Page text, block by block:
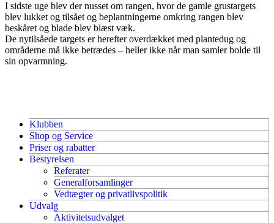
I sidste uge blev der nusset om rangen, hvor de gamle grustargets
blev lukket og tilsået og beplantningerne omkring rangen blev
beskåret og blade blev blæst væk.
De nytilsåede targets er herefter overdækket med plantedug og
områderne må ikke betrædes – heller ikke når man samler bolde til
sin opvarmning.
Klubben
Shop og Service
Priser og rabatter
Bestyrelsen
Referater
Generalforsamlinger
Vedtægter og privatlivspolitik
Udvalg
Aktivitetsudvalget